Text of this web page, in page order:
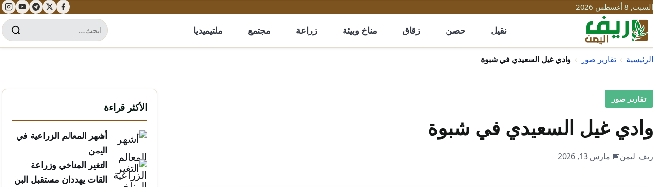
السبت, 8 أغسطس 2026
نقيل حصن زقاق مناخ وبيئة زراعة مجتمع ملتيميديا
الرئيسية › تقارير صور › وادي غيل السعيدي في شبوة
تقارير صور
وادي غيل السعيدي في شبوة
ريف اليمن📅 مارس 13, 2026
الأكثر قراءة
أشهر المعالم الزراعية في
اليمن
التغير المناخي وزراعة
القات يهددان مستقبل البن